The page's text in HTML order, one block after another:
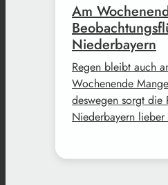
Am
Niederbayern
Regen bleibt auch
Wochenende
deswegen sorgt die
Niederbayern